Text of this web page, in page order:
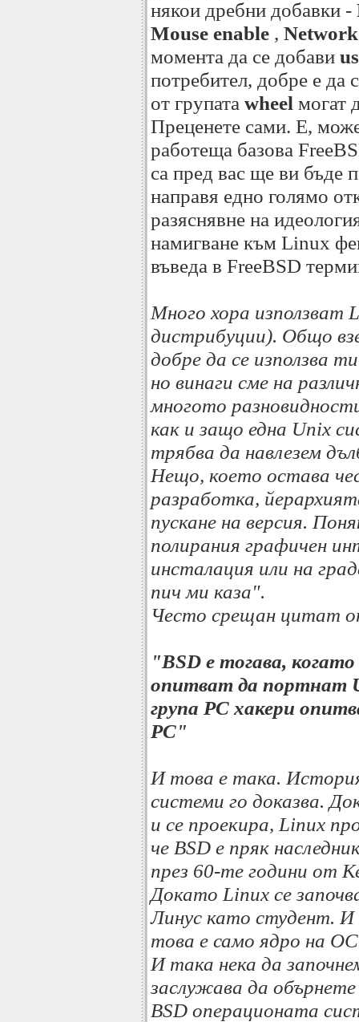
някои дребни добавки -
Mouse enable ,
момента да се добави
потребител, добре е да
от групата wheel могат
Преценете сами. Е,
работеща базова
са пред вас ще ви бъде
направя едно голямо
разяснявне на
намигване към Linux
въведа в FreeBSD
Мнoго хора използват
дистрибуции). Общо
добре да се използва
но винаги сме на
многото
как и защо една Unix
трябва да навлезем
Нещо, което остава
разработка,
пускане на версия.
полирания графичен
инсталация или на
пич ми каза".
Често срещан цитат
"BSD е тогава,
опитват да портнат
група PC хакери
PC"
И това е така.
системи го доказва.
и се проекира, Linux
че BSD е пряк
през 60-те години от
Докато Linux се
Линус като студент.
това е само ядро на
И така нека да
заслужава да
BSD операционата